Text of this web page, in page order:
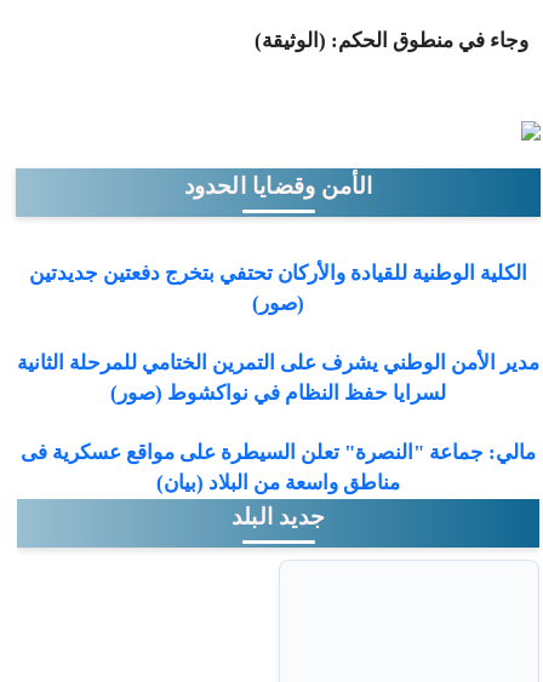
وجاء في منطوق الحكم: (الوثيقة)
الأمن وقضايا الحدود
الكلية الوطنية للقيادة والأركان تحتفي بتخرج دفعتين جديدتين
(صور)
مدير الأمن الوطني يشرف على التمرين الختامي للمرحلة الثانية
لسرايا حفظ النظام في نواكشوط (صور)
مالي: جماعة "النصرة" تعلن السيطرة على مواقع عسكرية فى
مناطق واسعة من البلاد (بيان)
جديد البلد